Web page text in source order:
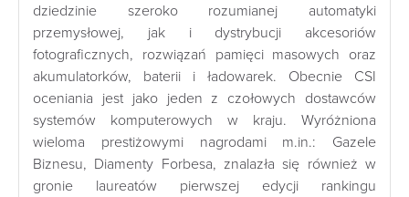
dziedzinie szeroko rozumianej automatyki
przemysłowej, jak i dystrybucji akcesoriów
fotograficznych, rozwiązań pamięci masowych oraz
akumulatorków, baterii i ładowarek. Obecnie CSI
oceniania jest jako jeden z czołowych dostawców
systemów komputerowych w kraju. Wyróżniona
wieloma prestiżowymi nagrodami m.in.: Gazele
Biznesu, Diamenty Forbesa, znalazła się również w
gronie laureatów pierwszej edycji rankingu